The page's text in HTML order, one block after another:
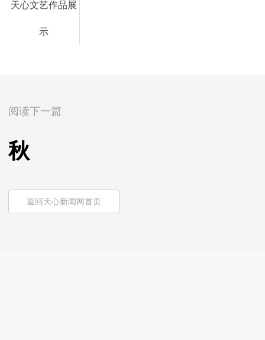
天心文艺作品展
示
阅读下一篇
秋
返回天心新闻网首页